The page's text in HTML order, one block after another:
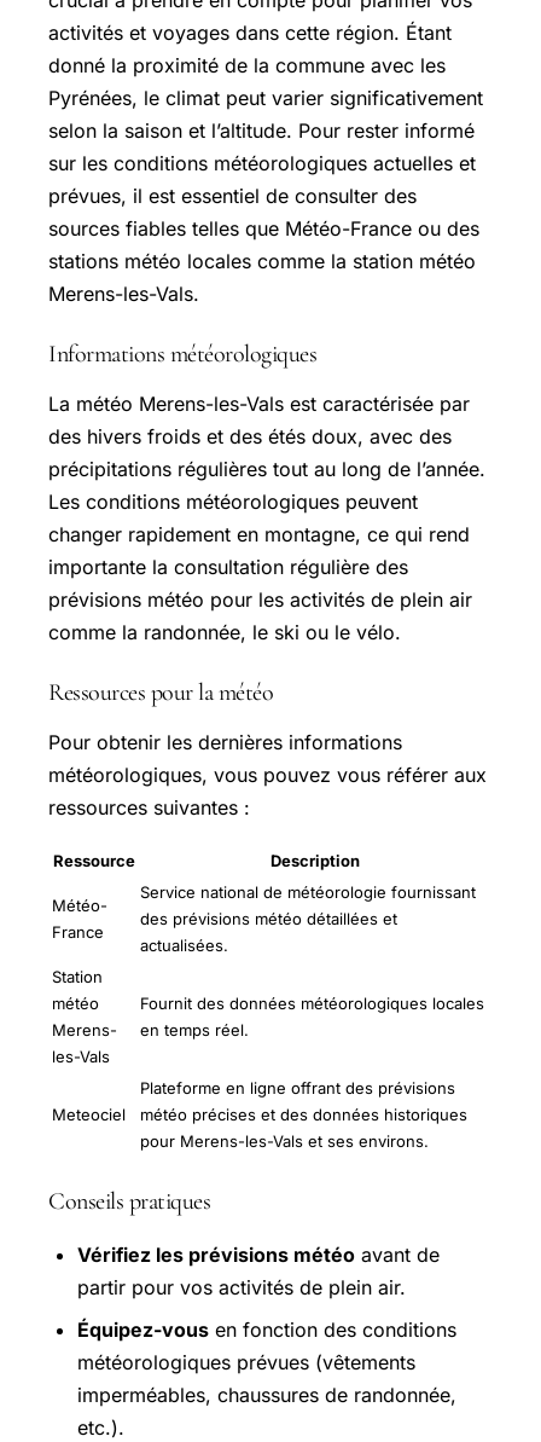
activités et voyages dans cette région. Étant
donné la proximité de la commune avec les
Pyrénées, le climat peut varier significativement
selon la saison et l’altitude. Pour rester informé
sur les conditions météorologiques actuelles et
prévues, il est essentiel de consulter des
sources fiables telles que Météo-France ou des
stations météo locales comme la station météo
Merens-les-Vals.
Informations météorologiques
La météo Merens-les-Vals est caractérisée par
des hivers froids et des étés doux, avec des
précipitations régulières tout au long de l’année.
Les conditions météorologiques peuvent
changer rapidement en montagne, ce qui rend
importante la consultation régulière des
prévisions météo pour les activités de plein air
comme la randonnée, le ski ou le vélo.
Ressources pour la météo
Pour obtenir les dernières informations
météorologiques, vous pouvez vous référer aux
ressources suivantes :
Ressource Description
Météo-
France
Service national de météorologie fournissant
des prévisions météo détaillées et
actualisées.
Station
météo
Merens-
les-Vals
Fournit des données météorologiques locales
en temps réel.
Meteociel
Plateforme en ligne offrant des prévisions
météo précises et des données historiques
pour Merens-les-Vals et ses environs.
Conseils pratiques
Vérifiez les prévisions météo avant de
partir pour vos activités de plein air.
Équipez-vous en fonction des conditions
météorologiques prévues (vêtements
imperméables, chaussures de randonnée,
etc.).